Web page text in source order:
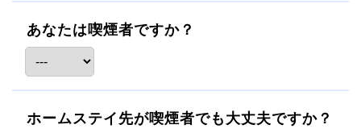
あなたは喫煙者ですか？
ホームステイ先が喫煙者でも大丈夫ですか？